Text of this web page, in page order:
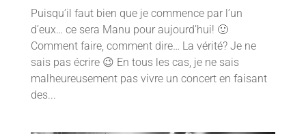
Puisqu’il faut bien que je commence par l’un
d’eux… ce sera Manu pour aujourd’hui! 🙂
Comment faire, comment dire… La vérité? Je ne
sais pas écrire 😉 En tous les cas, je ne sais
malheureusement pas vivre un concert en faisant
des...